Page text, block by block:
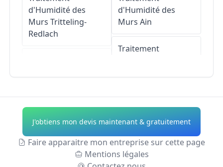
d'Humidité des
Murs Tritteling-
Redlach
Saint-Avold
Traitement
d'Humidité des
Murs Pontpierre
d'Humidité des
Murs Ain
Traitement
Traitement
d'Humidité des
Murs Allier
Traitement
d'Humidité des
J'obtiens mon devis maintenant & gratuitement
Faire apparaitre mon entreprise sur cette page
Mentions légales